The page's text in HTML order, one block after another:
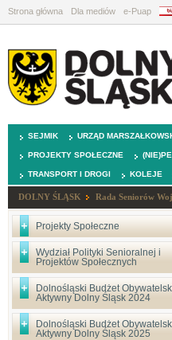
Strona główna Dla mediów e-Puap
SEJMIK URZĄD
PROJEKTY SPOŁECZNE
TRANSPORT I DROGI KOLEJE
DOLNY ŚLĄSK Rada Seniorów
Projekty Społeczne
Wydział Polityki Senioralnej i
Projektów Społecznych
Dolnośląski Budżet
Aktywny Dolny Śląsk 2024
Dolnośląski Budżet
Aktywny Dolny Śląsk 2025